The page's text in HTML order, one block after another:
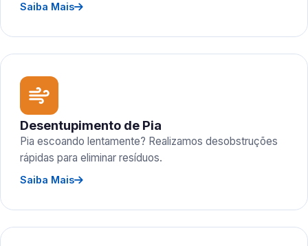
Saiba Mais
Desentupimento de Pia
Pia escoando lentamente? Realizamos desobstruções
rápidas para eliminar resíduos.
Saiba Mais